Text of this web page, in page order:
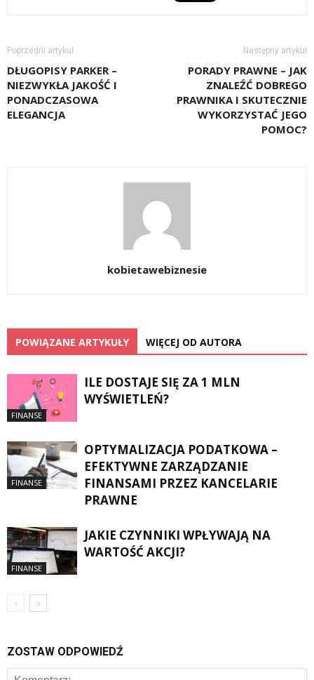
Poprzedni artykuł
DŁUGOPISY PARKER –
NIEZWYKŁA JAKOŚĆ I
PONADCZASOWA
ELEGANCJA
Następny artykuł
PORADY PRAWNE – JAK
ZNALEŹĆ DOBREGO
PRAWNIKA I SKUTECZNIE
WYKORZYSTAĆ JEGO
POMOC?
kobietawebiznesie
POWIĄZANE ARTYKUŁY WIĘCEJ OD AUTORA
FINANSE
ILE DOSTAJE SIĘ ZA 1 MLN
WYŚWIETLEŃ?
FINANSE
OPTYMALIZACJA PODATKOWA –
EFEKTYWNE ZARZĄDZANIE
FINANSAMI PRZEZ KANCELARIE
PRAWNE
FINANSE
JAKIE CZYNNIKI WPŁYWAJĄ NA
WARTOŚĆ AKCJI?
ZOSTAW ODPOWIEDŹ